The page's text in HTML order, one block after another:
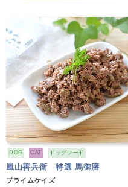
DOG CAT ドッグフード
嵐山善兵衛 特選 馬御膳
プライムケイズ